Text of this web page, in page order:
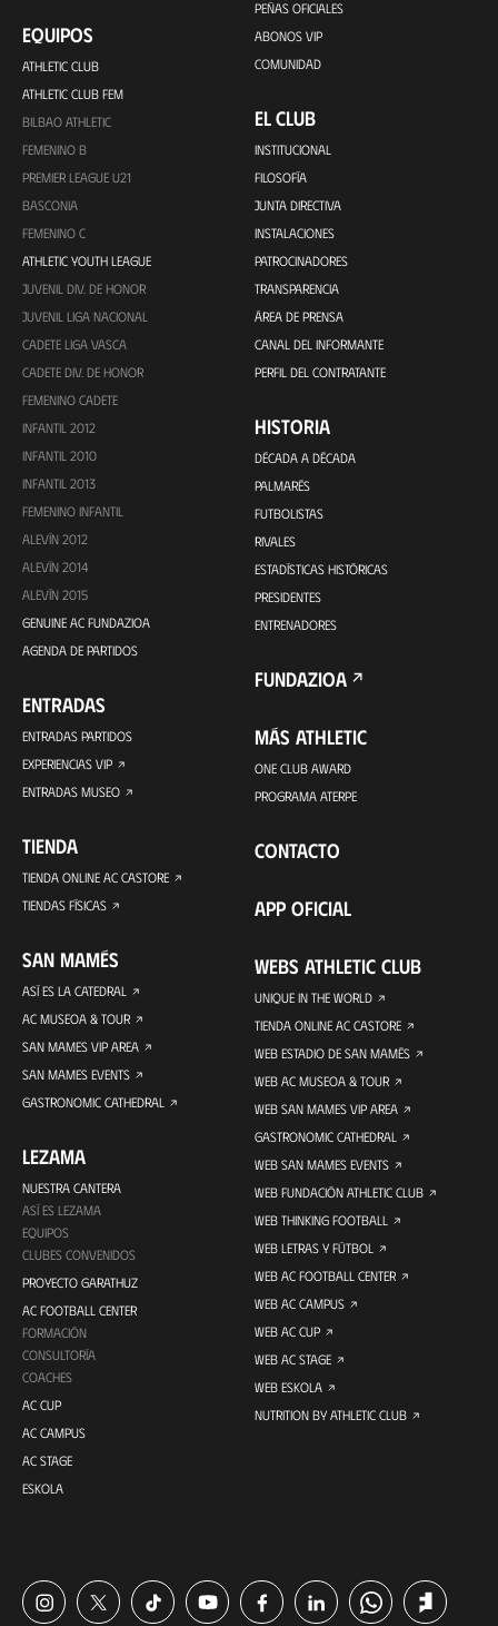
EQUIPOS
ATHLETIC CLUB
ATHLETIC CLUB FEM
BILBAO ATHLETIC
FEMENINO B
PREMIER LEAGUE U21
BASCONIA
FEMENINO C
ATHLETIC YOUTH LEAGUE
JUVENIL DIV. DE HONOR
JUVENIL LIGA NACIONAL
CADETE LIGA VASCA
CADETE DIV. DE HONOR
FEMENINO CADETE
INFANTIL 2012
INFANTIL 2010
INFANTIL 2013
FEMENINO INFANTIL
ALEVÍN 2012
ALEVÍN 2014
ALEVÍN 2015
GENUINE AC FUNDAZIOA
AGENDA DE PARTIDOS
ENTRADAS
ENTRADAS PARTIDOS
EXPERIENCIAS VIP
ENTRADAS MUSEO
TIENDA
TIENDA ONLINE AC CASTORE
TIENDAS FÍSICAS
SAN MAMÉS
ASÍ ES LA CATEDRAL
AC MUSEOA & TOUR
SAN MAMES VIP AREA
SAN MAMES EVENTS
GASTRONOMIC CATHEDRAL
LEZAMA
NUESTRA CANTERA
ASÍ ES LEZAMA
EQUIPOS
CLUBES CONVENIDOS
PROYECTO GARATHUZ
AC FOOTBALL CENTER
FORMACIÓN
CONSULTORÍA
COACHES
AC CUP
AC CAMPUS
AC STAGE
ESKOLA
PEÑAS OFICIALES
ABONOS VIP
COMUNIDAD
EL CLUB
INSTITUCIONAL
FILOSOFÍA
JUNTA DIRECTIVA
INSTALACIONES
PATROCINADORES
TRANSPARENCIA
ÁREA DE PRENSA
CANAL DEL INFORMANTE
PERFIL DEL CONTRATANTE
HISTORIA
DÉCADA A DÉCADA
PALMARÉS
FUTBOLISTAS
RIVALES
ESTADÍSTICAS HISTÓRICAS
PRESIDENTES
ENTRENADORES
FUNDAZIOA
MÁS ATHLETIC
ONE CLUB AWARD
PROGRAMA ATERPE
CONTACTO
APP OFICIAL
WEBS ATHLETIC CLUB
UNIQUE IN THE WORLD
TIENDA ONLINE AC CASTORE
WEB ESTADIO DE SAN MAMÉS
WEB AC MUSEOA & TOUR
WEB SAN MAMES VIP AREA
GASTRONOMIC CATHEDRAL
WEB SAN MAMES EVENTS
WEB FUNDACIÓN ATHLETIC CLUB
WEB THINKING FOOTBALL
WEB LETRAS Y FÚTBOL
WEB AC FOOTBALL CENTER
WEB AC CAMPUS
WEB AC CUP
WEB AC STAGE
WEB ESKOLA
NUTRITION BY ATHLETIC CLUB